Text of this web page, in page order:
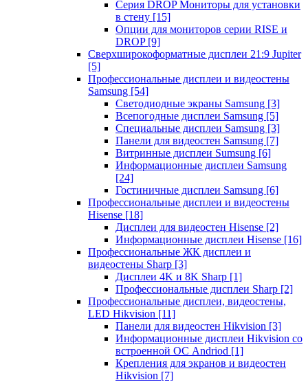
Серия DROP Мониторы для установки
в стену [15]
Опции для мониторов серии RISE и
DROP [9]
Сверхширокоформатные дисплеи 21:9 Jupiter
[5]
Профессиональные дисплеи и видеостены
Samsung [54]
Светодиодные экраны Samsung [3]
Всепогодные дисплеи Samsung [5]
Специальные дисплеи Samsung [3]
Панели для видеостен Samsung [7]
Витринные дисплеи Sumsung [6]
Информационные дисплеи Samsung
[24]
Гостиничные дисплеи Samsung [6]
Профессиональные дисплеи и видеостены
Hisense [18]
Дисплеи для видеостен Hisense [2]
Информационные дисплеи Hisense [16]
Профессиональные ЖК дисплеи и
видеостены Sharp [3]
Дисплеи 4K и 8K Sharp [1]
Профессиональные дисплеи Sharp [2]
Профессиональные дисплеи, видеостены,
LED Hikvision [11]
Панели для видеостен Hikvision [3]
Информационные дисплеи Hikvision со
встроенной ОС Andriod [1]
Крепления для экранов и видеостен
Hikvision [7]